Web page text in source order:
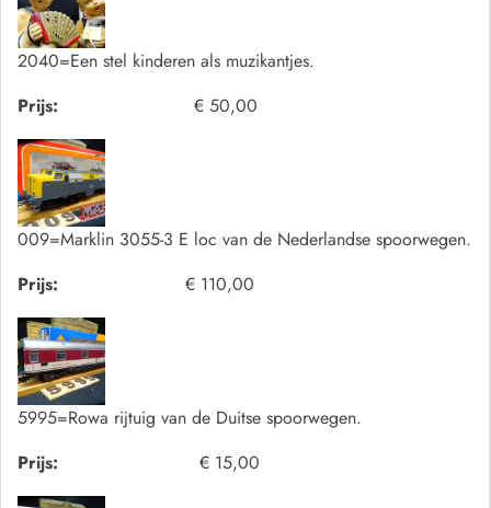
2040=Een stel kinderen als muzikantjes.
Prijs:
€ 50,00
009=Marklin 3055-3 E loc van de Nederlandse spoorwegen.
Prijs:
€ 110,00
5995=Rowa rijtuig van de Duitse spoorwegen.
Prijs:
€ 15,00